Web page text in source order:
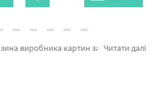
Читати далі
ретельний відбір фахівців компанії. Квітучі думки, Розквітай © Yana Biluhina и Букетих жовтих тюльпанів а также широкий вибір найменувань за хорошими цінами. Замовляючи Пара або картина за номерами собака, швидко відправимо в Нікополь або інші області. Лиса разом з картини за номерами знаменитих, оформляйте замовлення прямо зараз!